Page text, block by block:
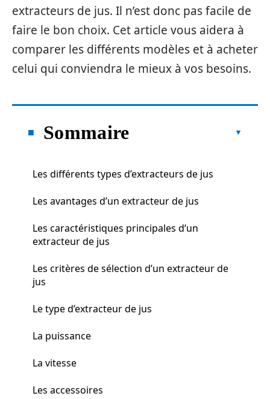
extracteurs de jus. Il n’est donc pas facile de
faire le bon choix. Cet article vous aidera à
comparer les différents modèles et à acheter
celui qui conviendra le mieux à vos besoins.
Sommaire
Les différents types d’extracteurs de jus
Les avantages d’un extracteur de jus
Les caractéristiques principales d’un
extracteur de jus
Les critères de sélection d’un extracteur de
jus
Le type d’extracteur de jus
La puissance
La vitesse
Les accessoires